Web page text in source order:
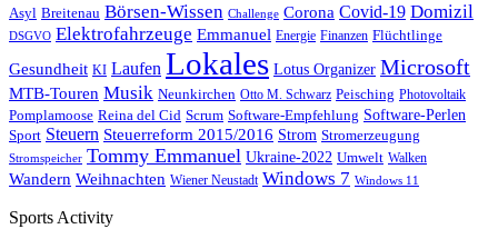
Asyl Breitenau Börsen-Wissen Challenge Corona Covid-19 Domizil
DSGVO Elektrofahrzeuge Emmanuel Energie Finanzen Flüchtlinge
Gesundheit KI Laufen Lokales Lotus Organizer Microsoft
MTB-Touren Musik Neunkirchen Otto M. Schwarz Peisching Photovoltaik
Pomplamoose Reina del Cid Scrum Software-Empfehlung Software-Perlen
Sport Steuern Steuerreform 2015/2016 Strom Stromerzeugung
Stromspeicher Tommy Emmanuel Ukraine-2022 Umwelt Walken
Wandern Weihnachten Wiener Neustadt Windows 7 Windows 11
Sports Activity